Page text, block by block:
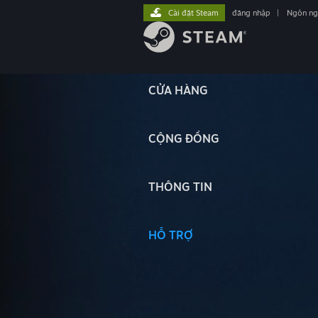
CỬA HÀNG
CỘNG ĐỒNG
THÔNG TIN
HỖ TRỢ
Cài đặt Steam đăng nhập Ngôn